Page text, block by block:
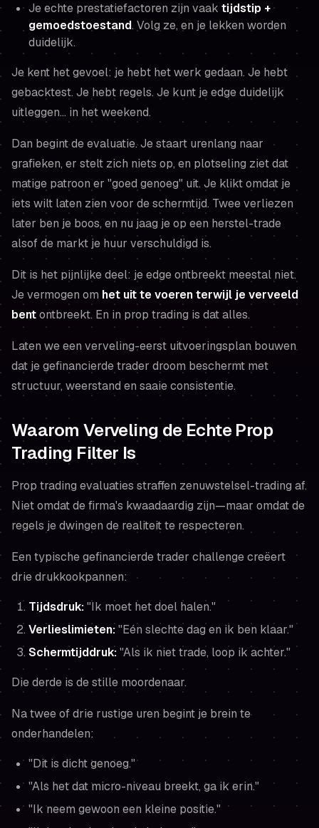
Je echte prestatiefactoren zijn vaak tijdstip +
gemoedstoestand. Volg ze, en je lekken worden
duidelijk.
Je kent het gevoel: je hebt het werk gedaan. Je hebt
gebacktest. Je hebt regels. Je kunt je edge duidelijk
uitleggen… in het weekend.
Dan begint de evaluatie. Je staart urenlang naar
grafieken, er stelt zich niets op, en plotseling ziet dat
matige patroon er "goed genoeg" uit. Je klikt omdat je
iets wilt laten zien voor de schermtijd. Twee verliezen
later ben je boos, en nu jaag je op een herstel-trade
alsof de markt je huur verschuldigd is.
Dit is het pijnlijke deel: je edge ontbreekt meestal niet.
Je vermogen om het uit te voeren terwijl je verveeld
bentontbreekt. En in prop trading is dat alles.
Laten we een verveling-eerst uitvoeringsplan bouwen
dat je gefinancierde trader droom beschermt met
structuur, weerstand en saaie consistentie.
Waarom Verveling de Echte Prop
Trading Filter Is
Prop trading evaluaties straffen zenuwstelsel-trading af.
Niet omdat de firma's kwaadaardig zijn—maar omdat de
regels je dwingen de realiteit te respecteren.
Een typische gefinancierde trader challenge creëert
drie drukkookpannen:
Tijdsdruk:"Ik moet het doel halen."
Verlieslimieten:"Eén slechte dag en ik ben klaar."
Schermtijddruk:"Als ik niet trade, loop ik achter."
Die derde is de stille moordenaar.
Na twee of drie rustige uren begint je brein te
onderhandelen:
"Dit is dicht genoeg."
"Als het dat micro-niveau breekt, ga ik erin."
"Ik neem gewoon een kleine positie."